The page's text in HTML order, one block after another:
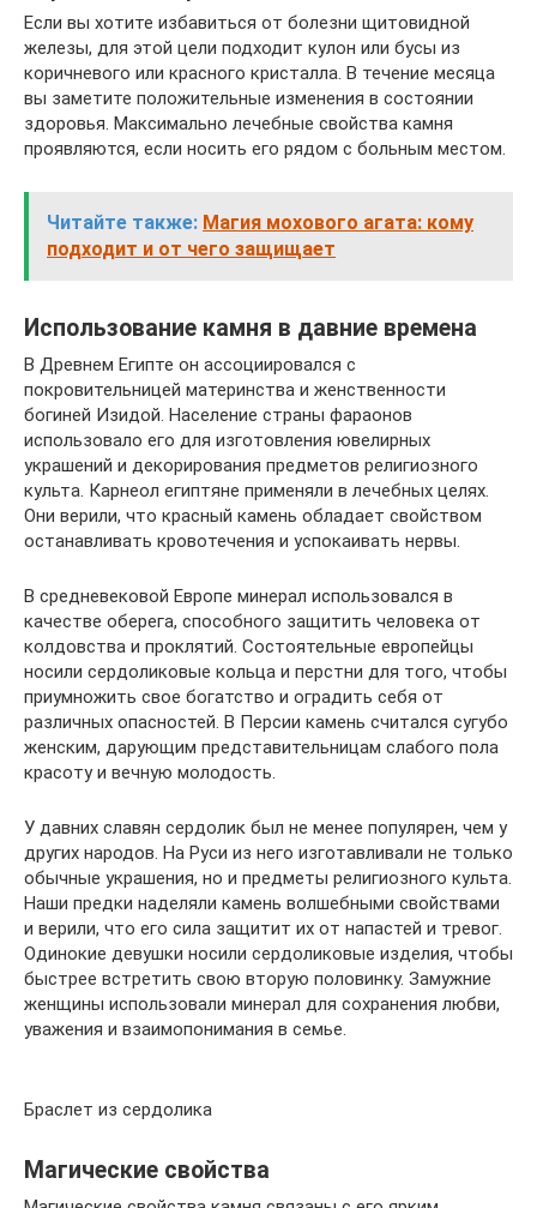
Если вы хотите избавиться от болезни щитовидной
железы, для этой цели подходит кулон или бусы из
коричневого или красного кристалла. В течение месяца
вы заметите положительные изменения в состоянии
здоровья. Максимально лечебные свойства камня
проявляются, если носить его рядом с больным местом.
Читайте также: Магия мохового агата: кому
подходит и от чего защищает
Использование камня в давние времена
В Древнем Египте он ассоциировался с
покровительницей материнства и женственности
богиней Изидой. Население страны фараонов
использовало его для изготовления ювелирных
украшений и декорирования предметов религиозного
культа. Карнеол египтяне применяли в лечебных целях.
Они верили, что красный камень обладает свойством
останавливать кровотечения и успокаивать нервы.
В средневековой Европе минерал использовался в
качестве оберега, способного защитить человека от
колдовства и проклятий. Состоятельные европейцы
носили сердоликовые кольца и перстни для того, чтобы
приумножить свое богатство и оградить себя от
различных опасностей. В Персии камень считался сугубо
женским, дарующим представительницам слабого пола
красоту и вечную молодость.
У давних славян сердолик был не менее популярен, чем у
других народов. На Руси из него изготавливали не только
обычные украшения, но и предметы религиозного культа.
Наши предки наделяли камень волшебными свойствами
и верили, что его сила защитит их от напастей и тревог.
Одинокие девушки носили сердоликовые изделия, чтобы
быстрее встретить свою вторую половинку. Замужние
женщины использовали минерал для сохранения любви,
уважения и взаимопонимания в семье.
Браслет из сердолика
Магические свойства